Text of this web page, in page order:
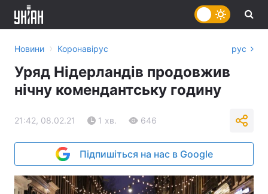
Новини › Коронавірус рус
Уряд Нідерландів продовжив
нічну комендантську годину
21:42, 08.02.21 1 хв. 646
Підпишіться на нас в Google